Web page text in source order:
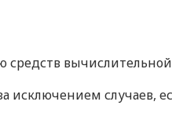
средств
исключением случаев,